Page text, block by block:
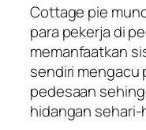
Cottage pie
para pekerja di
memanfaatkan
sendiri mengacu
pedesaan
hidangan